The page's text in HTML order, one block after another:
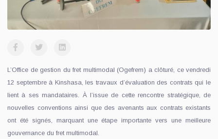
L’Office de gestion du fret multimodal (Ogefrem) a clôturé, ce vendredi
12 septembre à Kinshasa, les travaux d’évaluation des contrats qui le
lient à ses mandataires. À l’issue de cette rencontre stratégique, de
nouvelles conventions ainsi que des avenants aux contrats existants
ont été signés, marquant une étape importante vers une meilleure
gouvernance du fret multimodal.